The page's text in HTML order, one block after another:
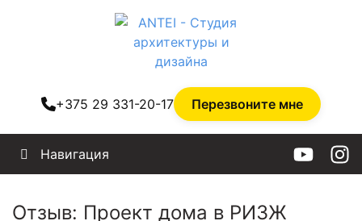
+375 29 331-20-17 Перезвоните мне
Навигация
Отзыв: Проект дома в РИЗЖ